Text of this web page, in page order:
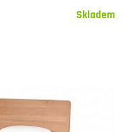
Skladem